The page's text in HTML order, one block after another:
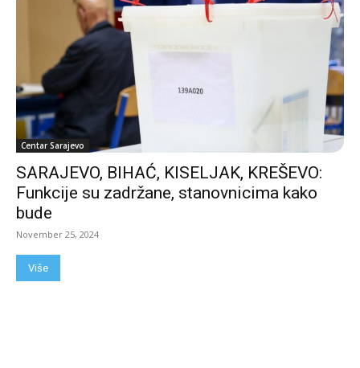
Centar Sarajevo
SARAJEVO, BIHAĆ, KISELJAK, KREŠEVO:
Funkcije su zadržane, stanovnicima kako
bude
November 25, 2024
Više